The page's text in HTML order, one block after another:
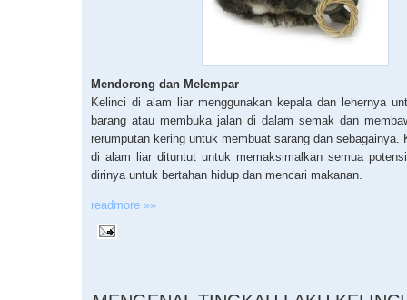
Mendorong dan Melempar
Kelinci di alam liar menggunakan kepala dan lehernya
barang atau membuka jalan di dalam semak dan
rerumputan kering untuk membuat sarang dan sebagainya.
di alam liar dituntut untuk memaksimalkan semua
dirinya untuk bertahan hidup dan mencari makanan.
readmore »»